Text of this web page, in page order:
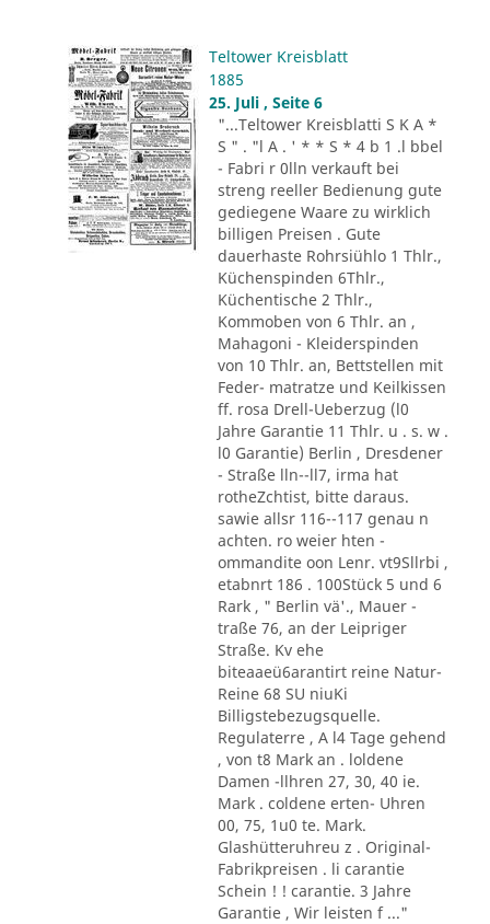
Teltower Kreisblatt
1885
25. Juli , Seite 6
"...Teltower Kreisblatti S K A *
S " . "l A . ' * * S * 4 b 1 .l bbel
- Fabri r 0lln verkauft bei
streng reeller Bedienung gute
gediegene Waare zu wirklich
billigen Preisen . Gute
dauerhaste Rohrsiühlo 1 Thlr.,
Küchenspinden 6Thlr.,
Küchentische 2 Thlr.,
Kommoben von 6 Thlr. an ,
Mahagoni - Kleiderspinden
von 10 Thlr. an, Bettstellen mit
Feder- matratze und Keilkissen
ff. rosa Drell-Ueberzug (l0
Jahre Garantie 11 Thlr. u . s. w .
l0 Garantie) Berlin , Dresdener
- Straße lln--ll7, irma hat
rotheZchtist, bitte daraus.
sawie allsr 116--117 genau n
achten. ro weier hten -
ommandite oon Lenr. vt9Sllrbi ,
etabnrt 186 . 100Stück 5 und 6
Rark , " Berlin vä'., Mauer -
traße 76, an der Leipriger
Straße. Kv ehe
biteaaeü6arantirt reine Natur-
Reine 68 SU niuKi
Billigstebezugsquelle.
Regulaterre , A l4 Tage gehend
, von t8 Mark an . loldene
Damen -llhren 27, 30, 40 ie.
Mark . coldene erten- Uhren
00, 75, 1u0 te. Mark.
Glashütteruhreu z . Original-
Fabrikpreisen . li carantie
Schein ! ! carantie. 3 Jahre
Garantie , Wir leisten f ..."